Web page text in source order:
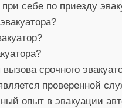
себе по приезду
срочного
проверенной
опыт в эвакуации